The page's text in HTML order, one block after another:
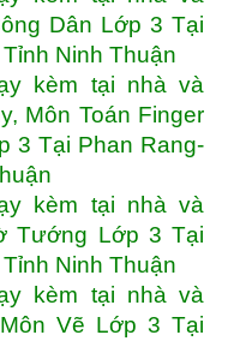
Dân Lớp 3 Tại
Ninh Thuận
kèm tại nhà và
Môn Toán Finger
3 Tại Phan Rang-
kèm tại nhà và
Tướng Lớp 3 Tại
Ninh Thuận
kèm tại nhà và
Vẽ Lớp 3 Tại